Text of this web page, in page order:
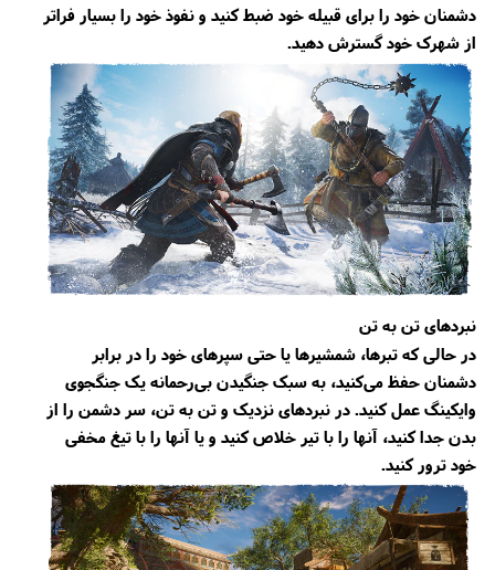
دشمنان خود را برای قبیله خود ضبط کنید و نفوذ خود را بسیار فراتر
از شهرک خود گسترش دهید.
نبردهای تن به تن
در حالی که تبرها، شمشیرها یا حتی سپرهای خود را در برابر
دشمنان حفظ می‌کنید، به سبک جنگیدن بی‌رحمانه یک جنگجوی
وایکینگ عمل کنید. در نبردهای نزدیک و تن به تن، سر دشمن را از
بدن جدا کنید، آنها را با تیر خلاص کنید و یا آنها را با تیغ مخفی
خود ترور کنید.